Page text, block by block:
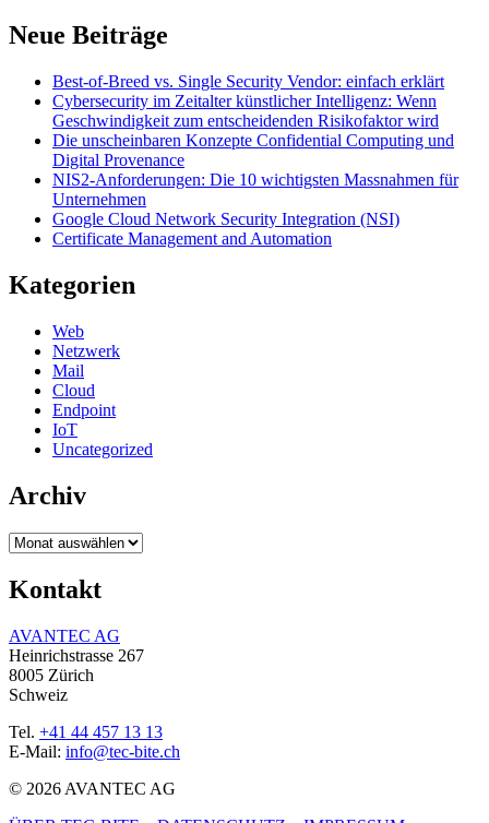
Neue Beiträge
Best-of-Breed vs. Single Security Vendor: einfach erklärt
Cybersecurity im Zeitalter künstlicher Intelligenz: Wenn
Geschwindigkeit zum entscheidenden Risikofaktor wird
Die unscheinbaren Konzepte Confidential Computing und
Digital Provenance
NIS2-Anforderungen: Die 10 wichtigsten Massnahmen für
Unternehmen
Google Cloud Network Security Integration (NSI)
Certificate Management and Automation
Kategorien
Web
Netzwerk
Mail
Cloud
Endpoint
IoT
Uncategorized
Archiv
Archiv
Kontakt
AVANTEC AG
Heinrichstrasse 267
8005 Zürich
Schweiz
Tel. +41 44 457 13 13
E-Mail: info@tec-bite.ch
© 2026 AVANTEC AG